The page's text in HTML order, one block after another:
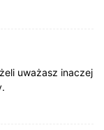
uważasz inaczej